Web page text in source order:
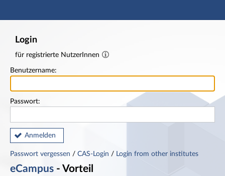
Hauptnavigation
Login
für registrierte NutzerInnen
Benutzername:
Passwort:
Anmelden
Passwort vergessen / CAS-Login / Login from other institutes
eCampus - Vorteil